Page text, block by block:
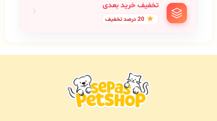
تخفیف خرید بعدی
20 درصد تخفیف